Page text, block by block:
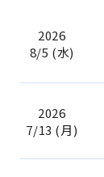
2026
8/5 (水)
2026
7/13 (月)